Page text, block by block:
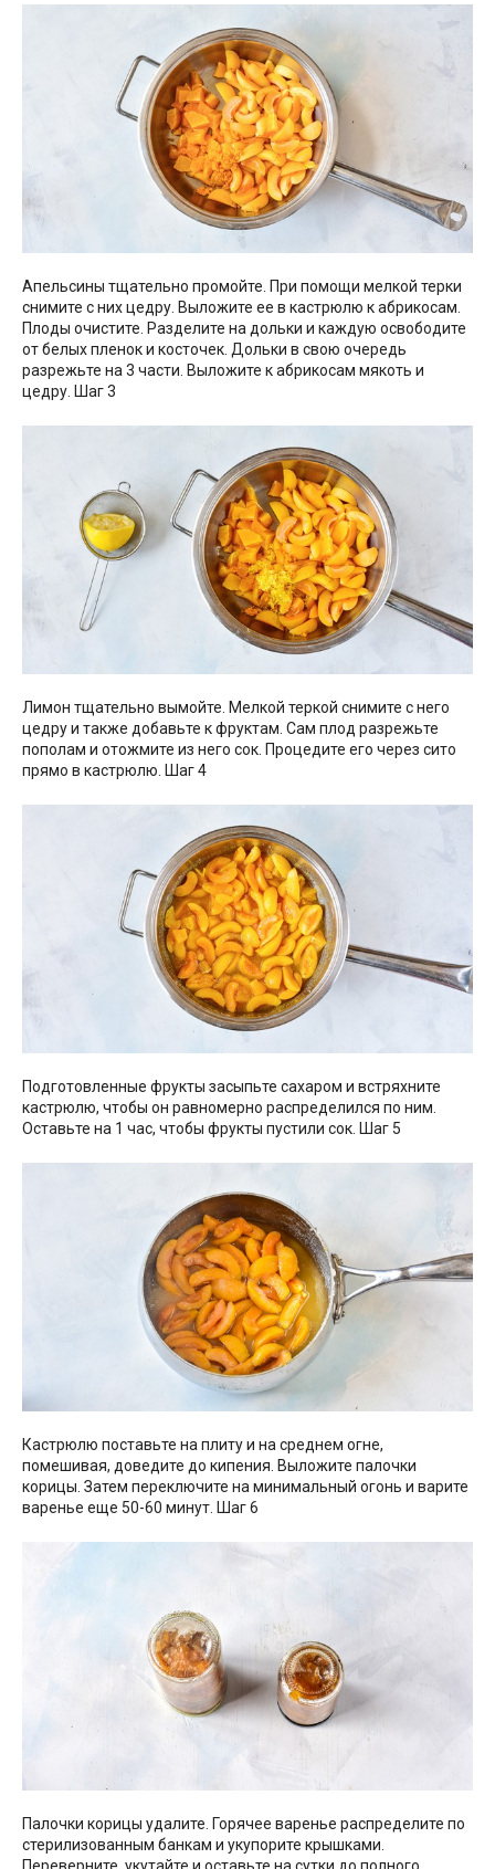
Апельсины тщательно промойте. При помощи мелкой терки
снимите с них цедру. Выложите ее в кастрюлю к абрикосам.
Плоды очистите. Разделите на дольки и каждую освободите
от белых пленок и косточек. Дольки в свою очередь
разрежьте на 3 части. Выложите к абрикосам мякоть и
цедру. Шаг 3
Лимон тщательно вымойте. Мелкой теркой снимите с него
цедру и также добавьте к фруктам. Сам плод разрежьте
пополам и отожмите из него сок. Процедите его через сито
прямо в кастрюлю. Шаг 4
Подготовленные фрукты засыпьте сахаром и встряхните
кастрюлю, чтобы он равномерно распределился по ним.
Оставьте на 1 час, чтобы фрукты пустили сок. Шаг 5
Кастрюлю поставьте на плиту и на среднем огне,
помешивая, доведите до кипения. Выложите палочки
корицы. Затем переключите на минимальный огонь и варите
варенье еще 50-60 минут. Шаг 6
Палочки корицы удалите. Горячее варенье распределите по
стерилизованным банкам и укупорите крышками.